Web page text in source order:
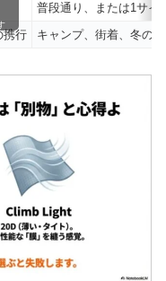
普段通り、または1サイ
携行 キャンプ、街着、冬の